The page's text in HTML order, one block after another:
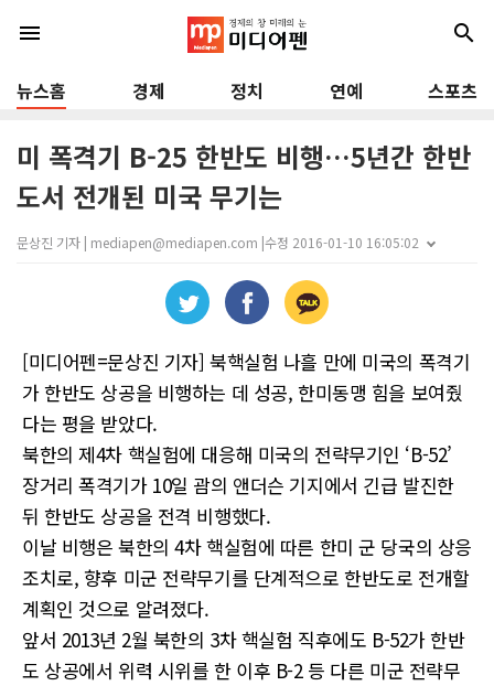
menu search
뉴스홈 경제 정치 연예 스포츠
미 폭격기 B-25 한반도 비행…5년간 한반
도서 전개된 미국 무기는
문상진 기자 | mediapen@mediapen.com |수정 2016-01-10 16:05:02
[미디어펜=문상진 기자] 북핵실험 나흘 만에 미국의 폭격기
가 한반도 상공을 비행하는 데 성공, 한미동맹 힘을 보여줬
다는 평을 받았다.
북한의 제4차 핵실험에 대응해 미국의 전략무기인 ‘B-52’
장거리 폭격기가 10일 괌의 앤더슨 기지에서 긴급 발진한
뒤 한반도 상공을 전격 비행했다.
이날 비행은 북한의 4차 핵실험에 따른 한미 군 당국의 상응
조치로, 향후 미군 전략무기를 단계적으로 한반도로 전개할
계획인 것으로 알려졌다.
앞서 2013년 2월 북한의 3차 핵실험 직후에도 B-52가 한반
도 상공에서 위력 시위를 한 이후 B-2 등 다른 미군 전략무